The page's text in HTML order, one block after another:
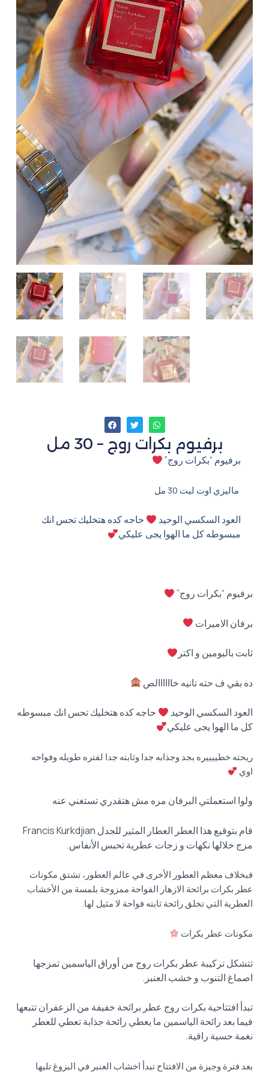
برفيوم بكرات روج – 30 مل
برفيوم “بكرات روج”
ماليزي اوت ليت 30 مل
العود السكسي الوحيد
حاجه كده هتخليك تحس انك
مبسوطه كل ما الهوا يجى عليكي
برفيوم “بكرات روج”
برفان الاميرات
ثابت باليومين و اكتر
ده بقي ف حته تانيه خاااااالص
العود السكسي الوحيد
حاجه كده هتخليك تحس انك مبسوطه
كل ما الهوا يجى عليكي
ريحته خطييييره بجد وجذابه جدا وثابته جدا لفتره طويله وفواحه
اوي
ولوا استعملتي البرفان مره مش هتقدري تستغني عنه
قام بتوقيع هذا العطر العطار المثير للجدل Francis Kurkdjian
مزج خلالها نكهات و زجات عطرية تحبس الأنفاس.
فبخلاف معظم العطور الأخرى في عالم العطور، تشتق مكونات
عطر بكرات برائحة الازهار الفواحة ممزوجة بلمسة من الأخشاب
العطرية التي تخلق رائحة ثابته فواحة لا مثيل لها.
مكونات عطر بكرات
تتشكل تركيبة عطر بكرات روج من أوراق الياسمين تمزجها
اصماغ التنوب و خشب العنبر.
تبدأ افتتاحية بكرات روج عطر برائحة خفيفة من الزعفران تتبعها
فيما بعد رائحة الياسمين ما يعطي رائحة جذابة تعطي للعطر
نغمة حسية راقية.
بعد فترة وجيزة من الافتتاح تبدأ اخشاب العنبر في البزوغ تليها